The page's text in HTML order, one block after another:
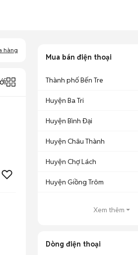
hàng
Mua bán điện thoại
Thành phố Bến Tre
Huyện Ba Tri
Huyện Bình Đại
Huyện Châu Thành
Huyện Chợ Lách
Huyện Giồng Trôm
Xem thêm
Dòng điện thoại